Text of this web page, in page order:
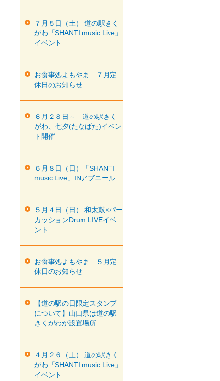
７月５日（土） 道の駅きく
がわ「SHANTI music Live」
イベント
お食事処よもやま ７月定
休日のお知らせ
６月２８日～ 道の駅きく
がわ、七夕(たなばた)イベン
ト開催
６月８日（日）「SHANTI
music Live」INアブニール
５月４日（日） 和太鼓×パー
カッションDrum LIVEイベ
ント
お食事処よもやま ５月定
休日のお知らせ
【道の駅の日限定スタンプ
について】山口県は道の駅
きくがわが設置場所
４月２６（土） 道の駅きく
がわ「SHANTI music Live」
イベント